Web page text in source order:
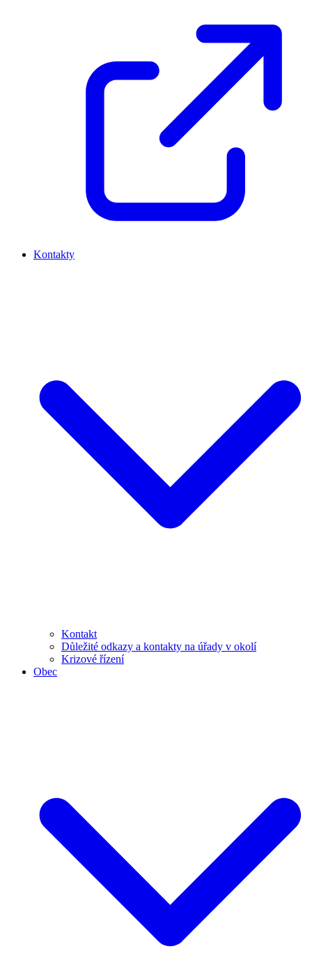
Kontakty
Kontakt
Důležité odkazy a kontakty na úřady v okolí
Krizové řízení
Obec